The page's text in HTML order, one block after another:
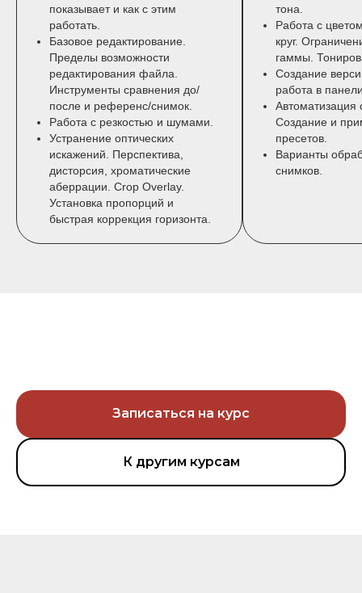
показывает и как с этим
работать.
Базовое редактирование.
Пределы возможности
редактирования файла.
Инструменты сравнения до/
после и референс/снимок.
Работа с резкостью и шумами.
Устранение оптических
искажений. Перспектива,
дисторсия, хроматические
аберрации. Crop Overlay.
Установка пропорций и
быстрая коррекция горизонта.
тона.
Работа с
круг.
гаммы.
Создание
работа в
Автоматизация
Создание и
пресетов.
Варианты
снимков.
Записаться на курс
К другим курсам